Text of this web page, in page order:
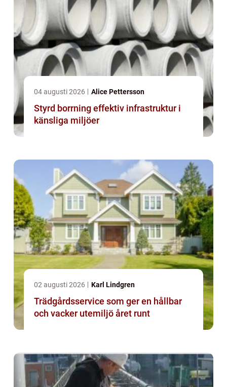
04 augusti 2026 Alice Pettersson
Styrd borrning effektiv infrastruktur i
känsliga miljöer
02 augusti 2026 Karl Lindgren
Trädgårdsservice som ger en hållbar
och vacker utemiljö året runt